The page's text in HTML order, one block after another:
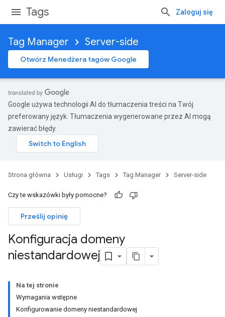
Tags Zaloguj się
Tag Manager Server-side
Otwórz Menedżera tagów Google
Google używa technologii AI do tłumaczenia treści na Twój
preferowany język. Tłumaczenia wygenerowane przez AI mogą
zawierać błędy.
Strona główna Usługi Tags Tag Manager Server-side
Czy te wskazówki były pomocne?
Prześlij opinię
Konfiguracja domeny
niestandardowej
Na tej stronie
Wymagania wstępne
Konfigurowanie domeny niestandardowej